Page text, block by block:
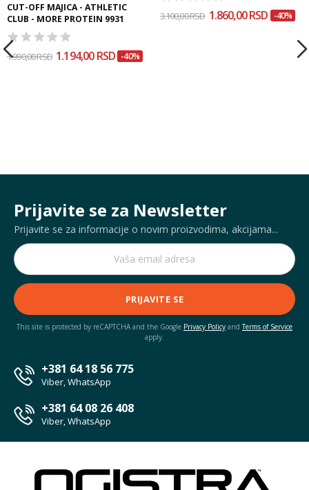
CUT-OFF MAJICA - ATHLETIC
CLUB - MORE PROTEIN 9931
1.990,00 RSD 1.194,00 RSD -40%
3.100,00 RSD 1.860,00 RSD -40%
Prijavite se za Newsletter
Prijavite se za informacije o novim proizvodima, akcijama...
PRIJAVITE SE
This site is protected by reCAPTCHA and the Google Privacy Policy andTerms of Service
apply.
+381 64 18 56 775
Viber, WhatsApp
+381 64 08 26 408
Viber, WhatsApp